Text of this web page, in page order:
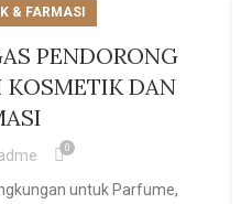
& FARMASI
PENDORONG
DAN
0
untuk Parfume,